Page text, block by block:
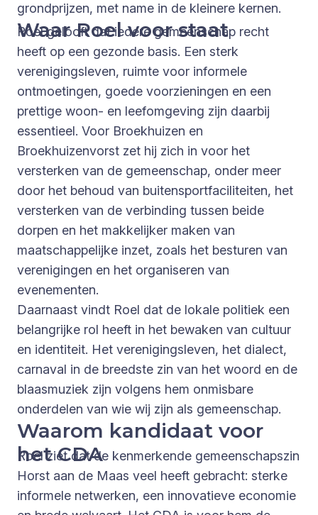
grondprijzen, met name in de kleinere kernen.
Waar Roel voor staat
Roel gelooft dat iedere gemeenschap recht
heeft op een gezonde basis. Een sterk
verenigingsleven, ruimte voor informele
ontmoetingen, goede voorzieningen en een
prettige woon- en leefomgeving zijn daarbij
essentieel. Voor Broekhuizen en
Broekhuizenvorst zet hij zich in voor het
versterken van de gemeenschap, onder meer
door het behoud van buitensportfaciliteiten, het
versterken van de verbinding tussen beide
dorpen en het makkelijker maken van
maatschappelijke inzet, zoals het besturen van
verenigingen en het organiseren van
evenementen.
Daarnaast vindt Roel dat de lokale politiek een
belangrijke rol heeft in het bewaken van cultuur
en identiteit. Het verenigingsleven, het dialect,
carnaval in de breedste zin van het woord en de
blaasmuziek zijn volgens hem onmisbare
onderdelen van wie wij zijn als gemeenschap.
Waarom kandidaat voor
het CDA
Roel ziet dat de kenmerkende gemeenschapszin
Horst aan de Maas veel heeft gebracht: sterke
informele netwerken, een innovatieve economie